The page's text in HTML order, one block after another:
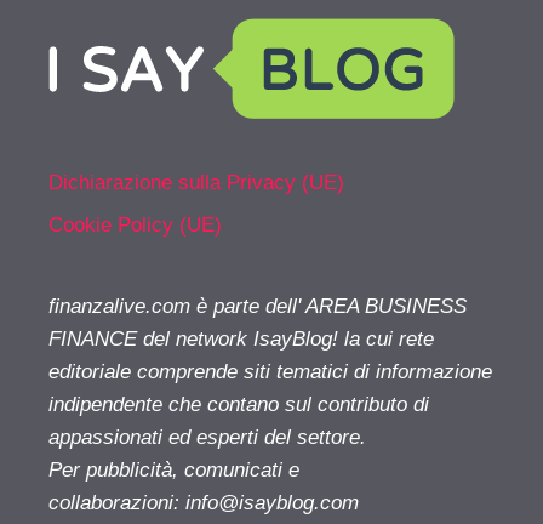
Dichiarazione sulla Privacy (UE)
Cookie Policy (UE)
finanzalive.com è parte dell' AREA BUSINESS
FINANCE del network IsayBlog! la cui rete
editoriale comprende siti tematici di informazione
indipendente che contano sul contributo di
appassionati ed esperti del settore.
Per pubblicità, comunicati e
collaborazioni: info@isayblog.com